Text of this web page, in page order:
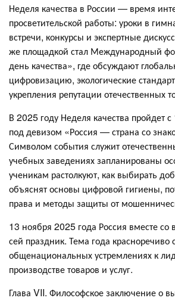
Неделя качества в России — время
просветительской работы: уроки в
встречи, конкурсы и экспертные
же площадкой стал Международный
день качества», где обсуждают
цифровизацию, экологические
укрепления репутации отечественных
В 2025 году Неделя качества пройдет
под девизом «Россия — страна со
Символом события служит
учебных заведениях запланированы
ученикам растолкуют, как выбирать
объяснят основы цифровой гигиены,
права и методы защиты от
13 ноября 2025 года Россия вместе
сей праздник. Тема года красноречиво
общенациональных устремлениях к
производстве товаров и услуг.
Глава VII. Философское заключение о